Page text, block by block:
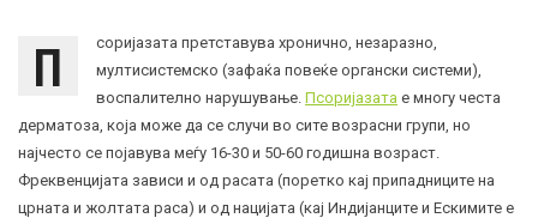
П
соријазата претставува хронично, незаразно,
мултисистемско (зафаќа повеќе органски системи),
воспалително нарушување. Псоријазата е многу честа
дерматоза, која може да се случи во сите возрасни групи, но
најчесто се појавува меѓу 16-30 и 50-60 годишна возраст.
Фреквенцијата зависи и од расата (поретко кај припадниците на
црната и жолтата раса) и од нацијата (кај Индијанците и Ескимите е